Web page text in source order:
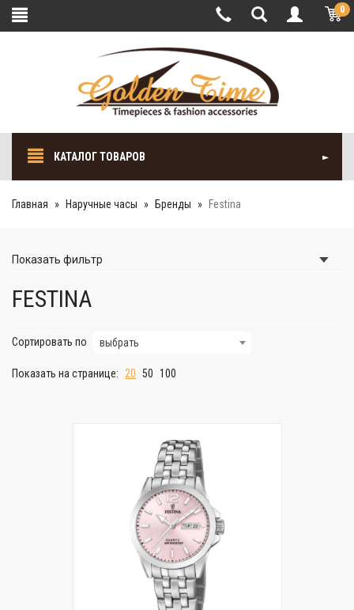
0
КАТАЛОГ ТОВАРОВ
Главная Наручные часы Бренды Festina
Показать фильтр
FESTINA
Сортировать по выбрать
Показать на странице: 20 50 100